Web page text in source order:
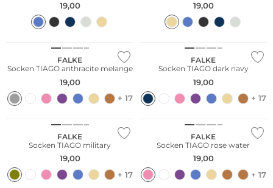
19,00 19,00
Große Größen
Nachhaltig
FALKE
Socken TIAGO anthracite melange
19,00
+ 17
Große Größen
Nachhaltig
FALKE
Socken TIAGO dark navy
19,00
+ 17
Nachhaltig
FALKE
Socken TIAGO military
19,00
+ 17
Nachhaltig
FALKE
Socken TIAGO rose water
19,00
+ 17
Nachhaltig Nachhaltig